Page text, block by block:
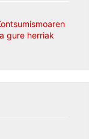
gure herriak